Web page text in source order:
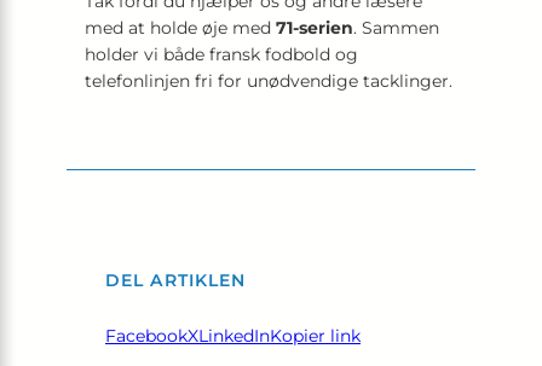
med at holde øje med 71-serien. Sammen
holder vi både fransk fodbold og
telefonlinjen fri for unødvendige tacklinger.
DEL ARTIKLEN
FacebookXLinkedInKopier link